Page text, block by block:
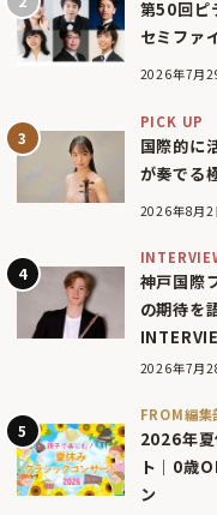
第50回ピ
セミファ
2026年7月
PICK UP
国際的に
が奏でる
2026年8月2
神戸国際
の期待を
2026年7月
FROM編集
2026年
ト｜0歳
ン